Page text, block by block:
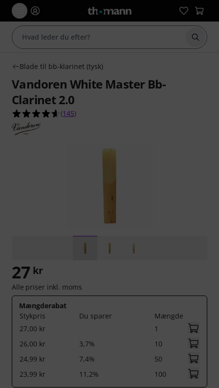
Start
Blade til bb-klarinet (tysk)
Vandoren White Master Bb-
Clarinet 2.0
4.6 ud af 5 stjerner fra 145 kundebedømmelser
(145)
27 kr
Alle priser inkl. moms
Mængderabat
Stykpris
Du sparer
Mængde
27,00 kr
1
26,00 kr
3,7%
10
24,99 kr
7,4%
50
23,99 kr
11,2% 100